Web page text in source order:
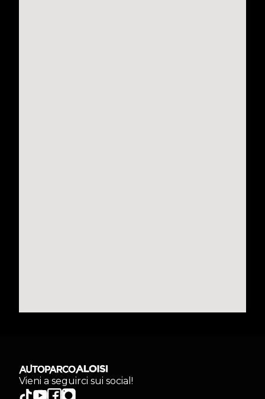
Vieni a seguirci sui social!